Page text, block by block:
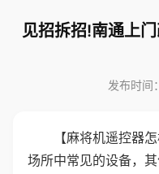
见招拆招!南通上
发布时间
【麻将机遥控器
场所中常见的设备，